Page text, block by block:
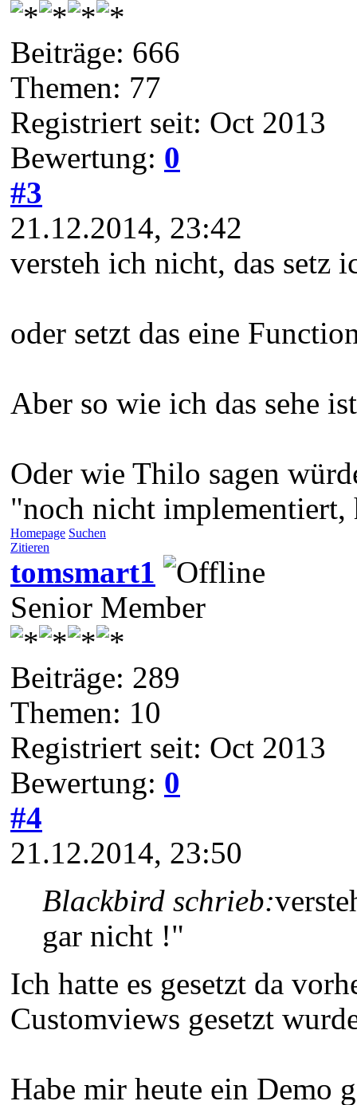
Beiträge: 666
Themen: 77
Registriert seit: Oct 2013
Bewertung: 0
#3
21.12.2014, 23:42
versteh ich nicht, das setz
oder setzt das eine
Aber so wie ich das sehe
Oder wie Thilo sagen
"noch nicht implementiert,
Homepage Suchen
Zitieren
tomsmart1
Senior Member
Beiträge: 289
Themen: 10
Registriert seit: Oct 2013
Bewertung: 0
#4
21.12.2014, 23:50
Blackbird schrieb:
gar nicht !"
Ich hatte es gesetzt da
Customviews gesetzt
Habe mir heute ein Demo